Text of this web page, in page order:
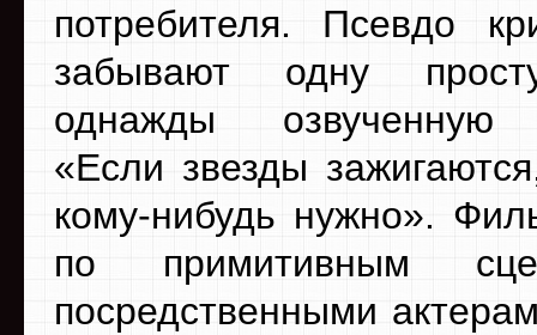
потребителя. Псевдо
забывают одну
однажды озвученную
«Если звезды
кому-нибудь нужно».
по примитивным
посредственными